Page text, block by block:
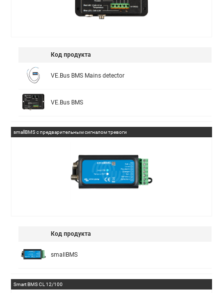
Код продукта
VE.Bus BMS Mains detector
VE.Bus BMS
smallBMS с предварительным сигналом тревоги
Код продукта
smallBMS
Smart BMS CL 12/100